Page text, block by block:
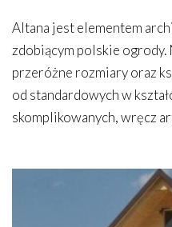
Altana jest elementem
zdobiącym polskie ogrody.
przeróżne rozmiary oraz
od standardowych w
skomplikowanych, wręcz